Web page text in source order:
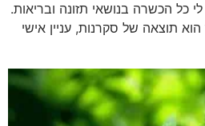
לי כל הכשרה בנושאי תזונה ובריאות.
תוצאה של סקרנות, עניין אישי